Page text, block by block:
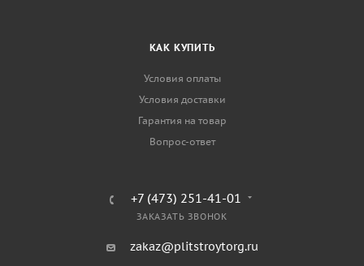
КАК КУПИТЬ
Условия оплаты
Условия доставки
Гарантия на товар
Вопрос-ответ
+7 (473) 251-41-01
ЗАКАЗАТЬ ЗВОНОК
zakaz@plitstroytorg.ru